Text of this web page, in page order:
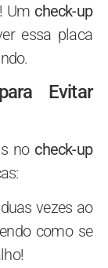
Um check-up
essa placa
Evitar
no check-up
vezes ao
como se